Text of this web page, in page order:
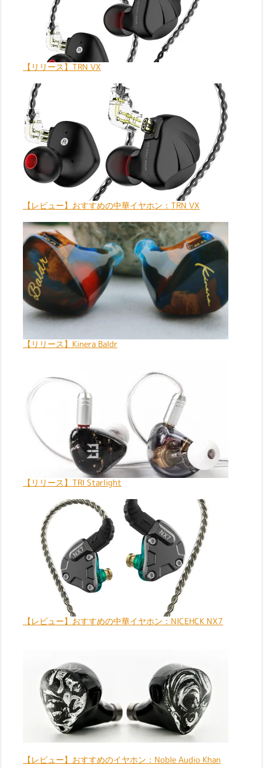
【リリース】TRN VX
【レビュー】おすすめの中華イヤホン：TRN VX
【リリース】Kinera Baldr
【リリース】TRI Starlight
【レビュー】おすすめの中華イヤホン：NICEHCK NX7
【レビュー】おすすめのイヤホン：Noble Audio Khan